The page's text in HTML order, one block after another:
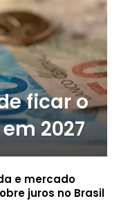
ficar o
2027
e mercado
juros no Brasil